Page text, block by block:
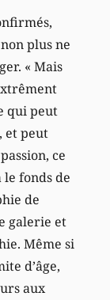
plus ne
« Mais
qui peut
et peut
ce
le fonds de
de
galerie et
Même si
d’âge,
aux